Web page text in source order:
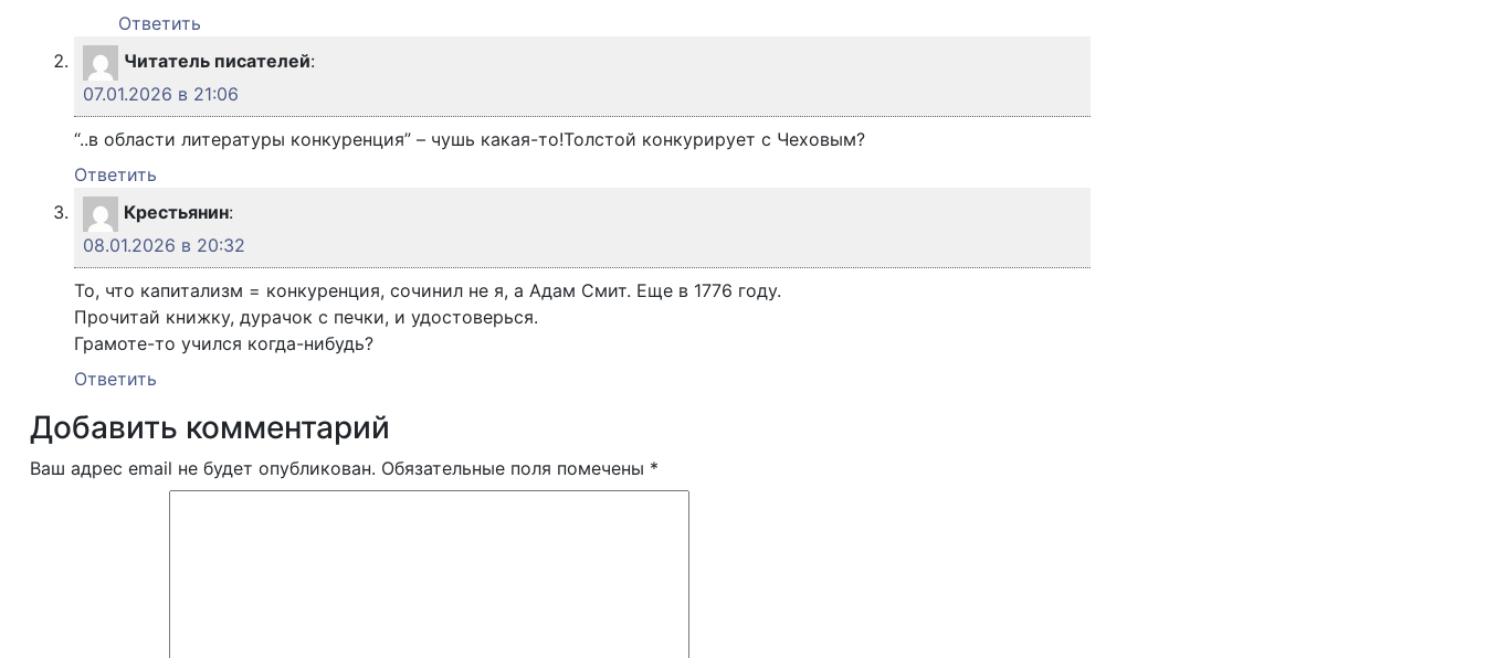
Ответить
Читатель писателей:
07.01.2026 в 21:06
“..в области литературы конкуренция” – чушь какая-то!Толстой конкурирует с Чеховым?
Ответить
Крестьянин:
08.01.2026 в 20:32
То, что капитализм = конкуренция, сочинил не я, а Адам Смит. Еще в 1776 году.
Прочитай книжку, дурачок с печки, и удостоверься.
Грамоте-то учился когда-нибудь?
Ответить
Добавить комментарий
Ваш адрес email не будет опубликован. Обязательные поля помечены *